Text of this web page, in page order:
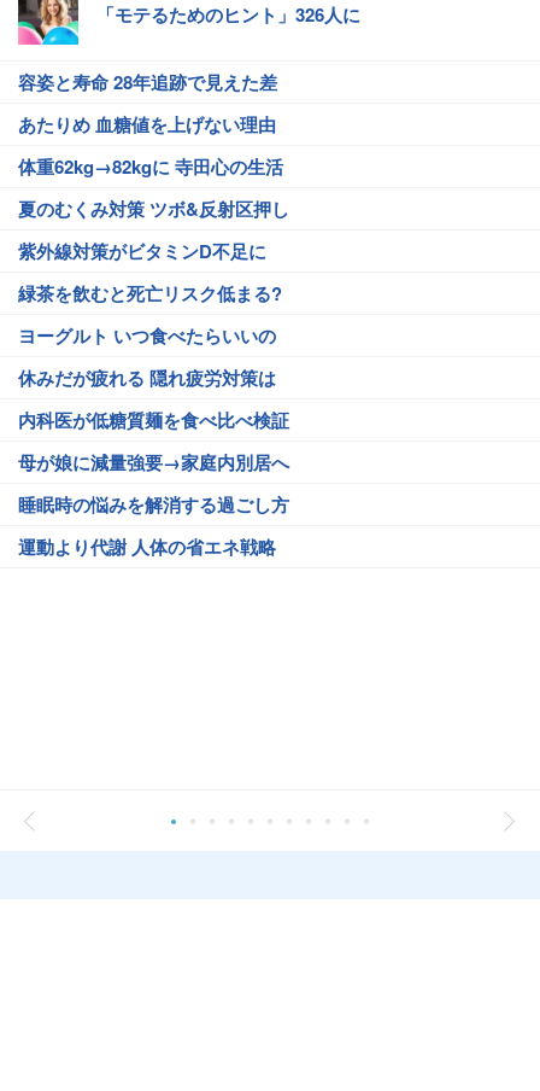
「モテるためのヒント」326人に
容姿と寿命 28年追跡で見えた差
あたりめ 血糖値を上げない理由
体重62kg→82kgに 寺田心の生活
夏のむくみ対策 ツボ&反射区押し
紫外線対策がビタミンD不足に
緑茶を飲むと死亡リスク低まる?
ヨーグルト いつ食べたらいいの
休みだが疲れる 隠れ疲労対策は
内科医が低糖質麺を食べ比べ検証
母が娘に減量強要→家庭内別居へ
睡眠時の悩みを解消する過ごし方
運動より代謝 人体の省エネ戦略